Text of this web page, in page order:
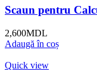
Scaun pentru
2,600MDL
Adaugă în coș
Quick view